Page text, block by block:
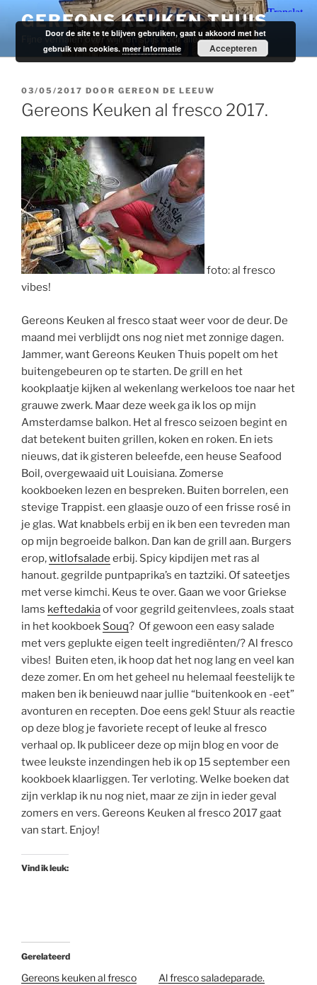
naar
inhoud
GEREONS KEUKEN THUIS
Fijne verhalen over wijn en spijs voor alledag.
GEPLAATST
OP
03/05/2017 DOOR GEREON DE LEEUW
Gereons Keuken al fresco 2017.
foto: al fresco
vibes!
Gereons Keuken al fresco staat weer voor de deur. De
maand mei verblijdt ons nog niet met zonnige dagen.
Jammer, want Gereons Keuken Thuis popelt om het
buitengebeuren op te starten. De grill en het
kookplaatje kijken al wekenlang werkeloos toe naar het
grauwe zwerk. Maar deze week ga ik los op mijn
Amsterdamse balkon. Het al fresco seizoen begint en
dat betekent buiten grillen, koken en roken. En iets
nieuws, dat ik gisteren beleefde, een heuse Seafood
Boil, overgewaaid uit Louisiana. Zomerse
kookboeken lezen en bespreken. Buiten borrelen, een
stevige Trappist. een glaasje ouzo of een frisse rosé in
je glas. Wat knabbels erbij en ik ben een tevreden man
op mijn begroeide balkon. Dan kan de grill aan. Burgers
erop,witlofsalade erbij. Spicy kipdijen met ras al
hanout. gegrilde puntpaprika’s en taztziki. Of sateetjes
met verse kimchi. Keus te over. Gaan we voor Griekse
lams keftedakiaof voor gegrild geitenvlees, zoals staat
in het kookboek Souq? Of gewoon een easy salade
met vers geplukte eigen teelt ingrediënten/? Al fresco
vibes! Buiten eten, ik hoop dat het nog lang en veel kan
deze zomer. En om het geheel nu helemaal feestelijk te
maken ben ik benieuwd naar jullie “buitenkook en -eet”
avonturen en recepten. Doe eens gek! Stuur als reactie
op deze blog je favoriete recept of leuke al fresco
verhaal op. Ik publiceer deze op mijn blog en voor de
twee leukste inzendingen heb ik op 15 september een
kookboek klaarliggen. Ter verloting. Welke boeken dat
zijn verklap ik nu nog niet, maar ze zijn in ieder geval
zomers en vers. Gereons Keuken al fresco 2017 gaat
van start. Enjoy!
Vind ik leuk:
Gerelateerd
Gereons keuken al fresco
Al fresco saladeparade.
Door de site te te blijven gebruiken, gaat u akkoord met het
gebruik van cookies.meer informatie Accepteren